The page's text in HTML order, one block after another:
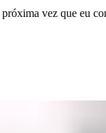
vez que eu